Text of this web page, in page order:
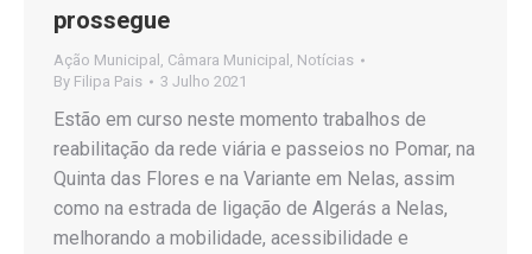
prossegue
Ação Municipal Câmara Municipal Notícias
By Filipa Pais 3 Julho 2021
Estão em curso neste momento trabalhos de
reabilitação da rede viária e passeios no Pomar, na
Quinta das Flores e na Variante em Nelas, assim
como na estrada de ligação de Algerás a Nelas,
melhorando a mobilidade, acessibilidade e